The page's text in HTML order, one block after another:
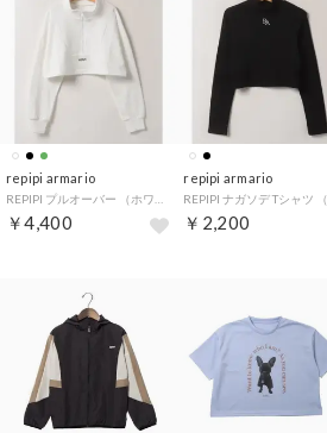
repipi armario
￥4,400
repipi armario
￥2,200